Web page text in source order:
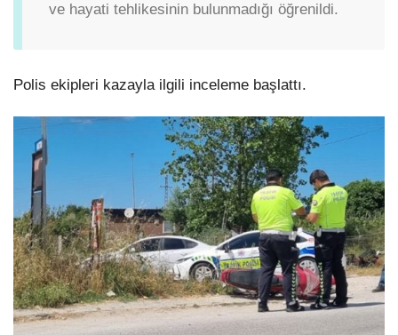
ve hayati tehlikesinin bulunmadığı öğrenildi.
Polis ekipleri kazayla ilgili inceleme başlattı.